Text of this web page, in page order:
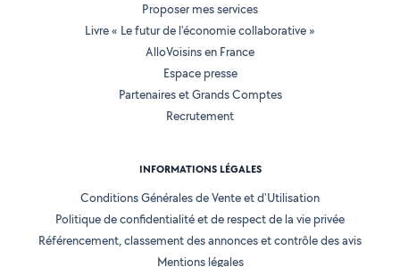
Proposer mes services
Livre « Le futur de l'économie collaborative »
AlloVoisins en France
Espace presse
Partenaires et Grands Comptes
Recrutement
INFORMATIONS LÉGALES
Conditions Générales de Vente et d'Utilisation
Politique de confidentialité et de respect de la vie privée
Référencement, classement des annonces et contrôle des avis
Mentions légales